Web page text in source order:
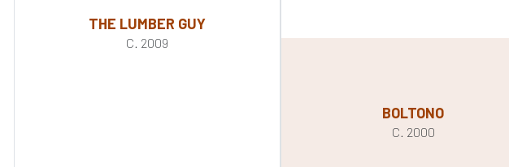
THE LUMBER GUY
C. 2009
BOLTONO
C. 2000